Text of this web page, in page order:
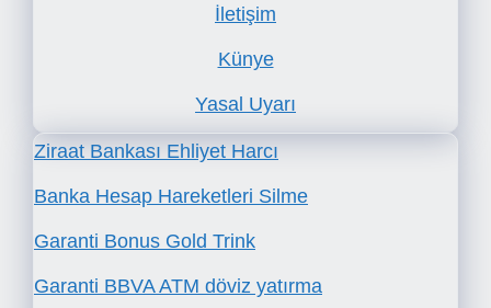
İletişim
Künye
Yasal Uyarı
Ziraat Bankası Ehliyet Harcı
Banka Hesap Hareketleri Silme
Garanti Bonus Gold Trink
Garanti BBVA ATM döviz yatırma